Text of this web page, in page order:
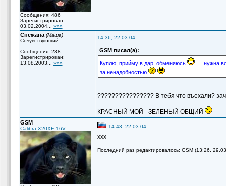
Сообщения: 486
Зарегистрирован:
03.02.2004... »»»
Снежана (Маша)
Сочувствующий
Сообщения: 238
Зарегистрирован:
13.08.2003... »»»
14:36, 22.03.04
GSM писал(а):
Куплю, прийму в дар, обменяюсь
.... нужна
за ненадобностью
???????????????? В тебя что въехали?
КРАСНЫЙ МОЙ - ЗЕЛЕНЫЙ ОБЩИЙ
GSM
Calibra X20XE,16V 14:43, 22.03.04
xxx
Последний раз редактировалось: GSM (13:26,